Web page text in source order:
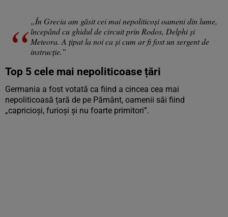
„În Grecia am găsit cei mai nepoliticoși oameni din lume,
începând cu ghidul de circuit prin Rodos, Delphi și
Meteora. A țipat la noi ca și cum ar fi fost un sergent de
instrucție.”
Top 5 cele mai nepoliticoase țări
Germania a fost votată ca fiind a cincea cea mai
nepoliticoasă țară de pe Pământ, oamenii săi fiind
„capricioși, furioși și nu foarte primitori”.